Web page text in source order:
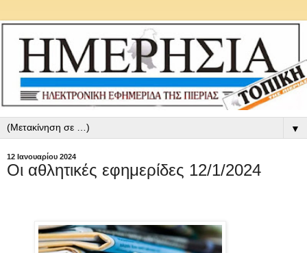
▼
12 Ιανουαρίου 2024
Οι αθλητικές εφημερίδες 12/1/2024